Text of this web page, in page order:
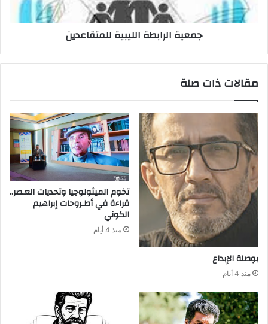
جمعية الرابطة الليبية للمتقاعدين
مقالات ذات صلة
بوصلة‭ ‬الإبداع
منذ 4 أيام
‬الكوني
منذ 4 أيام